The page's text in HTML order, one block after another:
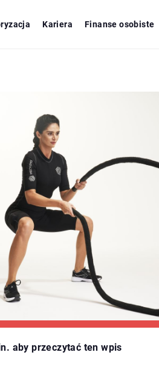
Kariera Finanse osobiste
aby przeczytać ten wpis